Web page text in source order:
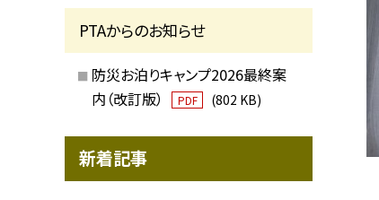
PTAからのお知らせ
防災お泊りキャンプ2026最終案
内（改訂版）
PDF (802 KB)
新着記事